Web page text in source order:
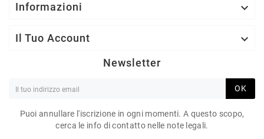
Informazioni 
Il Tuo Account 
Newsletter
OK
Puoi annullare l'iscrizione in ogni momenti. A questo scopo,
cerca le info di contatto nelle note legali.